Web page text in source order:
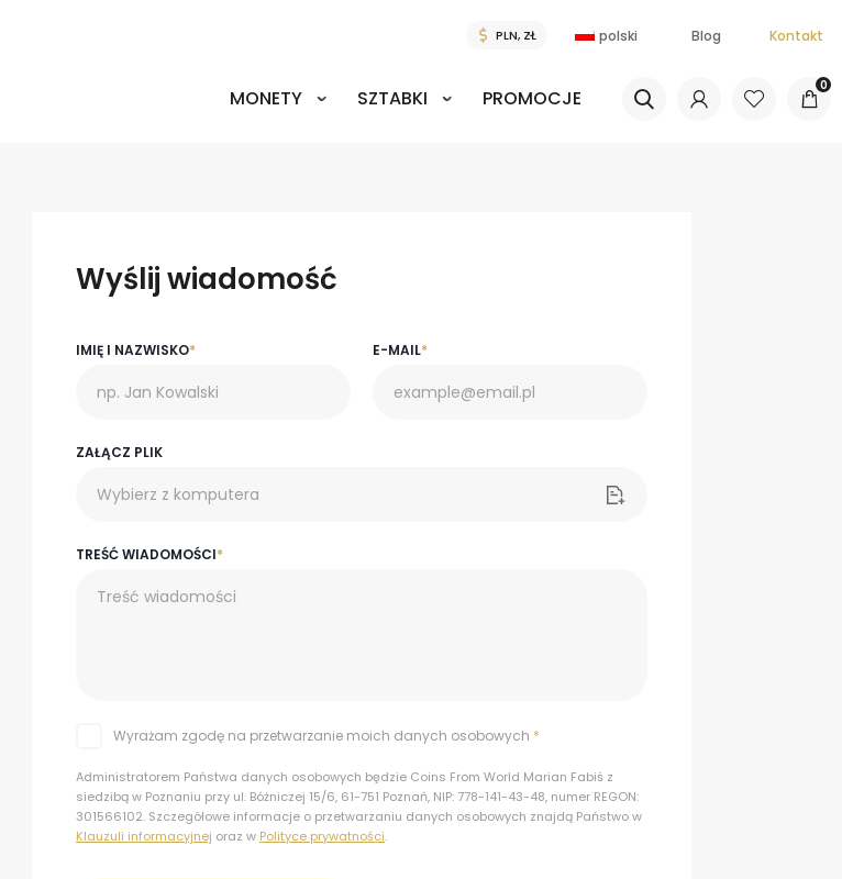
polski Blog Kontakt
MONETY SZTABKI PROMOCJE
0
Wyślij wiadomość
IMIĘ I NAZWISKO* E-MAIL*
ZAŁĄCZ PLIK
Wybierz z komputera
TREŚĆ WIADOMOŚCI*
Wyrażam zgodę na przetwarzanie moich danych osobowych *
Administratorem Państwa danych osobowych będzie Coins From World Marian Fabiś z
siedzibą w Poznaniu przy ul. Bóżniczej 15/6, 61-751 Poznań, NIP: 778-141-43-48, numer REGON:
301566102. Szczegółowe informacje o przetwarzaniu danych osobowych znajdą Państwo w
Klauzuli informacyjnej oraz w Polityce prywatności.